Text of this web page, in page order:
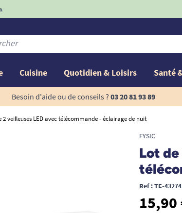
Cuisine Quotidien & Loisirs Santé
Besoin d'aide ou de conseils ? 03 20 81 93 89
2 veilleuses LED avec télécommande - éclairage de nuit
FYSIC
Lot de
Ref : TE-43274
15,90